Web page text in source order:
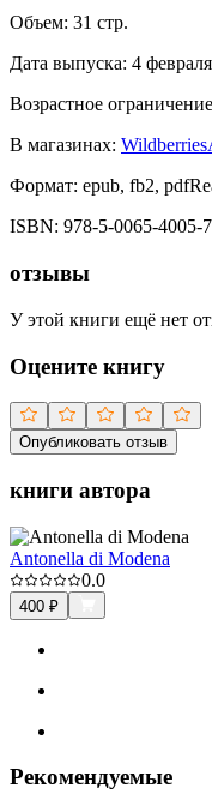
Объем: 31 стр.
Дата выпуска: 4
Возрастное
В магазинах: Wildberries
Формат: epub, fb2,
ISBN: 978-5-0065-4005-7
отзывы
У этой книги ещё нет
Оцените книгу
Опубликовать отзыв
книги автора
Antonella di Modena
0.0
400 ₽
Рекомендуемые